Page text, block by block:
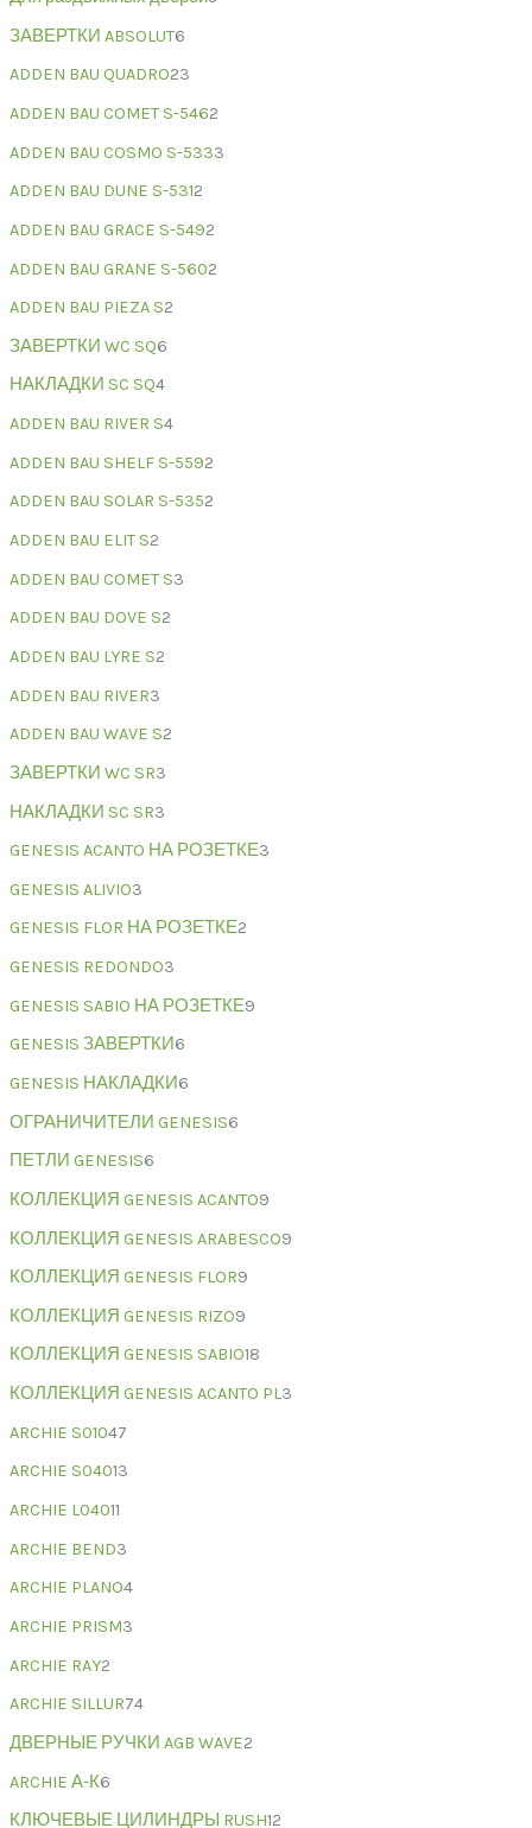
ЗАВЕРТКИ ABSOLUT6
ADDEN BAU QUADRO23
ADDEN BAU COMET S-5462
ADDEN BAU COSMO S-5333
ADDEN BAU DUNE S-5312
ADDEN BAU GRACE S-5492
ADDEN BAU GRANE S-5602
ADDEN BAU PIEZA S2
ЗАВЕРТКИ WC SQ6
НАКЛАДКИ SC SQ4
ADDEN BAU RIVER S4
ADDEN BAU SHELF S-5592
ADDEN BAU SOLAR S-5352
ADDEN BAU ELIT S2
ADDEN BAU COMET S3
ADDEN BAU DOVE S2
ADDEN BAU LYRE S2
ADDEN BAU RIVER3
ADDEN BAU WAVE S2
ЗАВЕРТКИ WC SR3
НАКЛАДКИ SC SR3
GENESIS ACANTO НА РОЗЕТКЕ3
GENESIS ALIVIO3
GENESIS FLOR НА РОЗЕТКЕ2
GENESIS REDONDO3
GENESIS SABIO НА РОЗЕТКЕ9
GENESIS ЗАВЕРТКИ6
GENESIS НАКЛАДКИ6
ОГРАНИЧИТЕЛИ GENESIS6
ПЕТЛИ GENESIS6
КОЛЛЕКЦИЯ GENESIS ACANTO9
КОЛЛЕКЦИЯ GENESIS ARABESCO9
КОЛЛЕКЦИЯ GENESIS FLOR9
КОЛЛЕКЦИЯ GENESIS RIZO9
КОЛЛЕКЦИЯ GENESIS SABIO18
КОЛЛЕКЦИЯ GENESIS ACANTO PL3
ARCHIE S01047
ARCHIE S04013
ARCHIE L04011
ARCHIE BEND3
ARCHIE PLANO4
ARCHIE PRISM3
ARCHIE RAY2
ARCHIE SILLUR74
ДВЕРНЫЕ РУЧКИ AGB WAVE2
ARCHIE А-К6
КЛЮЧЕВЫЕ ЦИЛИНДРЫ RUSH12